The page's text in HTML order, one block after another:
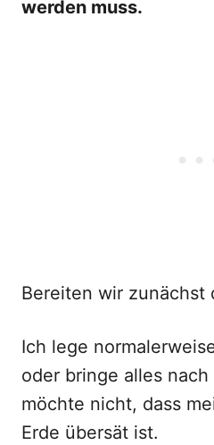
werden muss.
Bereiten wir zunächst
Ich lege
oder bringe alles
möchte nicht, dass
Erde übersät ist.